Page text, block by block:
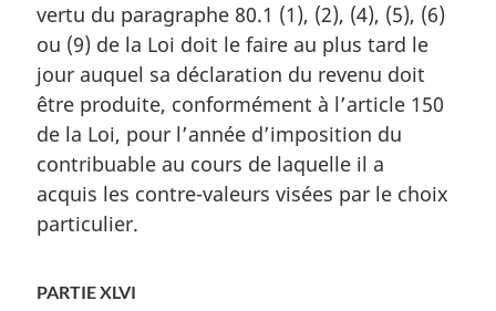
vertu du paragraphe 80.1 (1), (2), (4), (5), (6)
ou (9) de la Loi doit le faire au plus tard le
jour auquel sa déclaration du revenu doit
être produite, conformément à l’article 150
de la Loi, pour l’année d’imposition du
contribuable au cours de laquelle il a
acquis les contre-valeurs visées par le choix
particulier.
PARTIE XLVI